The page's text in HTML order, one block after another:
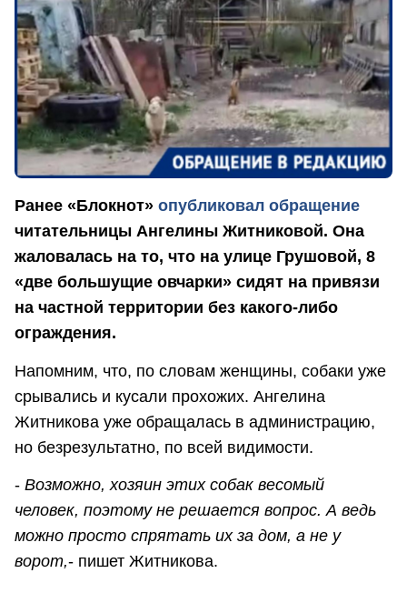
Ранее «Блокнот» опубликовал обращение
читательницы Ангелины Житниковой. Она
жаловалась на то, что на улице Грушовой, 8
«две большущие овчарки» сидят на привязи
на частной территории без какого-либо
ограждения.
Напомним, что, по словам женщины, собаки уже
срывались и кусали прохожих. Ангелина
Житникова уже обращалась в администрацию,
но безрезультатно, по всей видимости.
- Возможно, хозяин этих собак весомый
человек, поэтому не решается вопрос. А ведь
можно просто спрятать их за дом, а не у
ворот,- пишет Житникова.